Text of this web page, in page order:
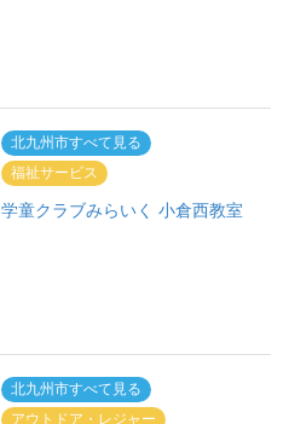
北九州市すべて見る
福祉サービス
学童クラブみらいく 小倉西教室
北九州市すべて見る
アウトドア・レジャー